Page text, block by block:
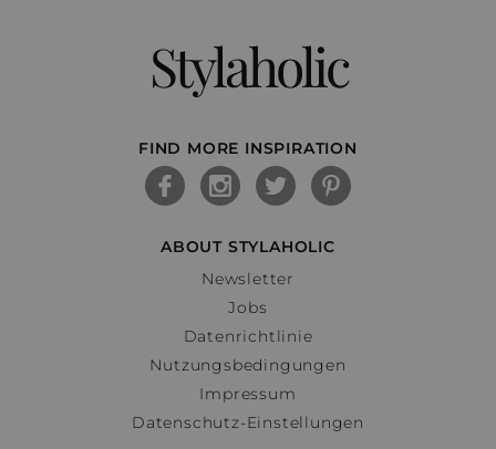
Stylaholic
FIND MORE INSPIRATION
ABOUT STYLAHOLIC
Newsletter
Jobs
Datenrichtlinie
Nutzungsbedingungen
Impressum
Datenschutz-Einstellungen